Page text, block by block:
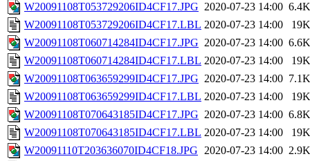
W20091108T053729206ID4CF17.JPG 2020-07-23 14:00 6.4K
W20091108T053729206ID4CF17.LBL 2020-07-23 14:00
19K
W20091108T060714284ID4CF17.JPG 2020-07-23 14:00 6.6K
W20091108T060714284ID4CF17.LBL 2020-07-23 14:00
19K
W20091108T063659299ID4CF17.JPG 2020-07-23 14:00 7.1K
W20091108T063659299ID4CF17.LBL 2020-07-23 14:00
19K
W20091108T070643185ID4CF17.JPG 2020-07-23 14:00 6.8K
W20091108T070643185ID4CF17.LBL 2020-07-23 14:00
19K
W20091110T203636070ID4CF18.JPG 2020-07-23 14:00 2.9K